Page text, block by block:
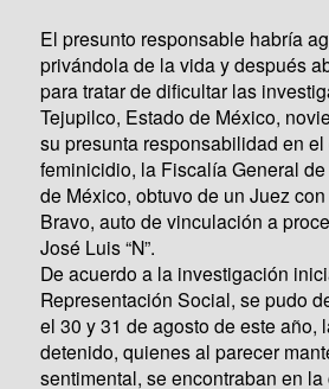
El presunto responsable habría
privándola de la vida y después
para tratar de dificultar las
Tejupilco, Estado de México,
su presunta responsabilidad en
feminicidio, la Fiscalía General
de México, obtuvo de un Juez
Bravo, auto de vinculación a
José Luis “N”.
De acuerdo a la investigación
Representación Social, se pudo
el 30 y 31 de agosto de este año,
detenido, quienes al parecer
sentimental, se encontraban en